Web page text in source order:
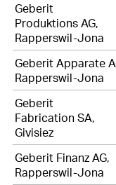
24 Financial result, net
25Income tax
26Research and
27Free Cashflow
28Segment reporting
29 Related party
Geberit
Produktions AG,
Rapperswil-Jona
Geberit Apparate
Rapperswil-Jona
Geberit
Fabrication SA,
Givisiez
Geberit Finanz AG,
Rapperswil-Jona